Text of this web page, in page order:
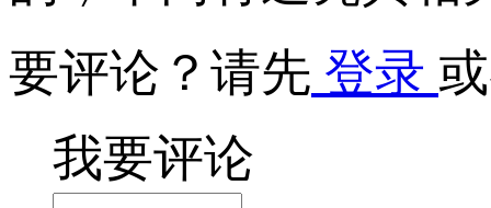
要评论？请先 登录
我要评论